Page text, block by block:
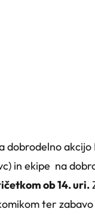
dobrodelno
in ekipe na
ob 14. uri.
ter